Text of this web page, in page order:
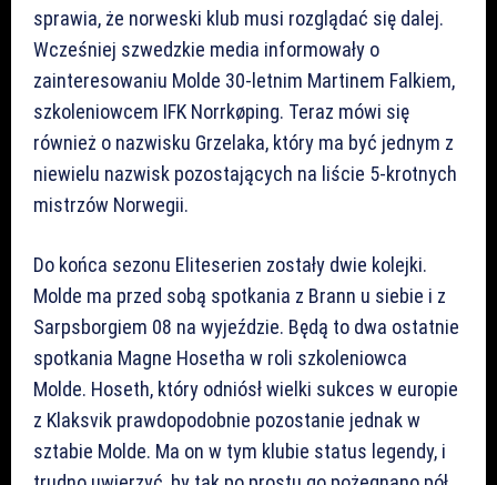
sprawia, że norweski klub musi rozglądać się dalej.
Wcześniej szwedzkie media informowały o
zainteresowaniu Molde 30-letnim Martinem Falkiem,
szkoleniowcem IFK Norrkøping. Teraz mówi się
również o nazwisku Grzelaka, który ma być jednym z
niewielu nazwisk pozostających na liście 5-krotnych
mistrzów Norwegii.
Do końca sezonu Eliteserien zostały dwie kolejki.
Molde ma przed sobą spotkania z Brann u siebie i z
Sarpsborgiem 08 na wyjeździe. Będą to dwa ostatnie
spotkania Magne Hosetha w roli szkoleniowca
Molde. Hoseth, który odniósł wielki sukces w europie
z Klaksvik prawdopodobnie pozostanie jednak w
sztabie Molde. Ma on w tym klubie status legendy, i